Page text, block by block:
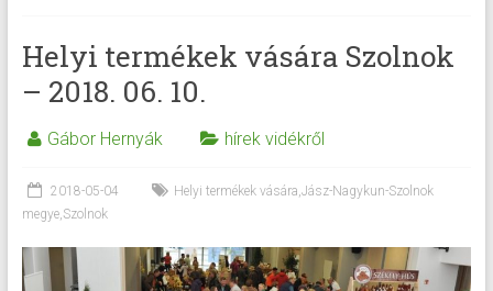
Helyi termékek vására Szolnok
– 2018. 06. 10.
Gábor Hernyák hírek vidékről
2018-05-04 Helyi termékek vására,Jász-Nagykun-Szolnok
megye,Szolnok